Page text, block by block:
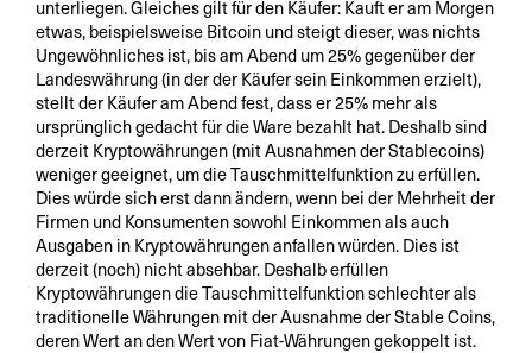
unterliegen. Gleiches gilt für den Käufer: Kauft er am Morgen
etwas, beispielsweise Bitcoin und steigt dieser, was nichts
Ungewöhnliches ist, bis am Abend um 25% gegenüber der
Landeswährung (in der der Käufer sein Einkommen erzielt),
stellt der Käufer am Abend fest, dass er 25% mehr als
ursprünglich gedacht für die Ware bezahlt hat. Deshalb sind
derzeit Kryptowährungen (mit Ausnahmen der Stablecoins)
weniger geeignet, um die Tauschmittelfunktion zu erfüllen.
Dies würde sich erst dann ändern, wenn bei der Mehrheit der
Firmen und Konsumenten sowohl Einkommen als auch
Ausgaben in Kryptowährungen anfallen würden. Dies ist
derzeit (noch) nicht absehbar. Deshalb erfüllen
Kryptowährungen die Tauschmittelfunktion schlechter als
traditionelle Währungen mit der Ausnahme der Stable Coins,
deren Wert an den Wert von Fiat-Währungen gekoppelt ist.